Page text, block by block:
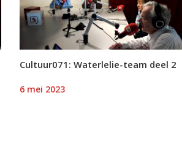
Cultuur071: Waterlelie-team deel 2
6 mei 2023